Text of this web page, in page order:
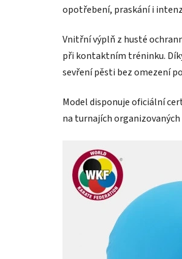
opotřebení, praskání i
Vnitřní výplň z husté
při kontaktním tréninku.
sevření pěsti bez omezení
Model disponuje oficiální
na turnajích